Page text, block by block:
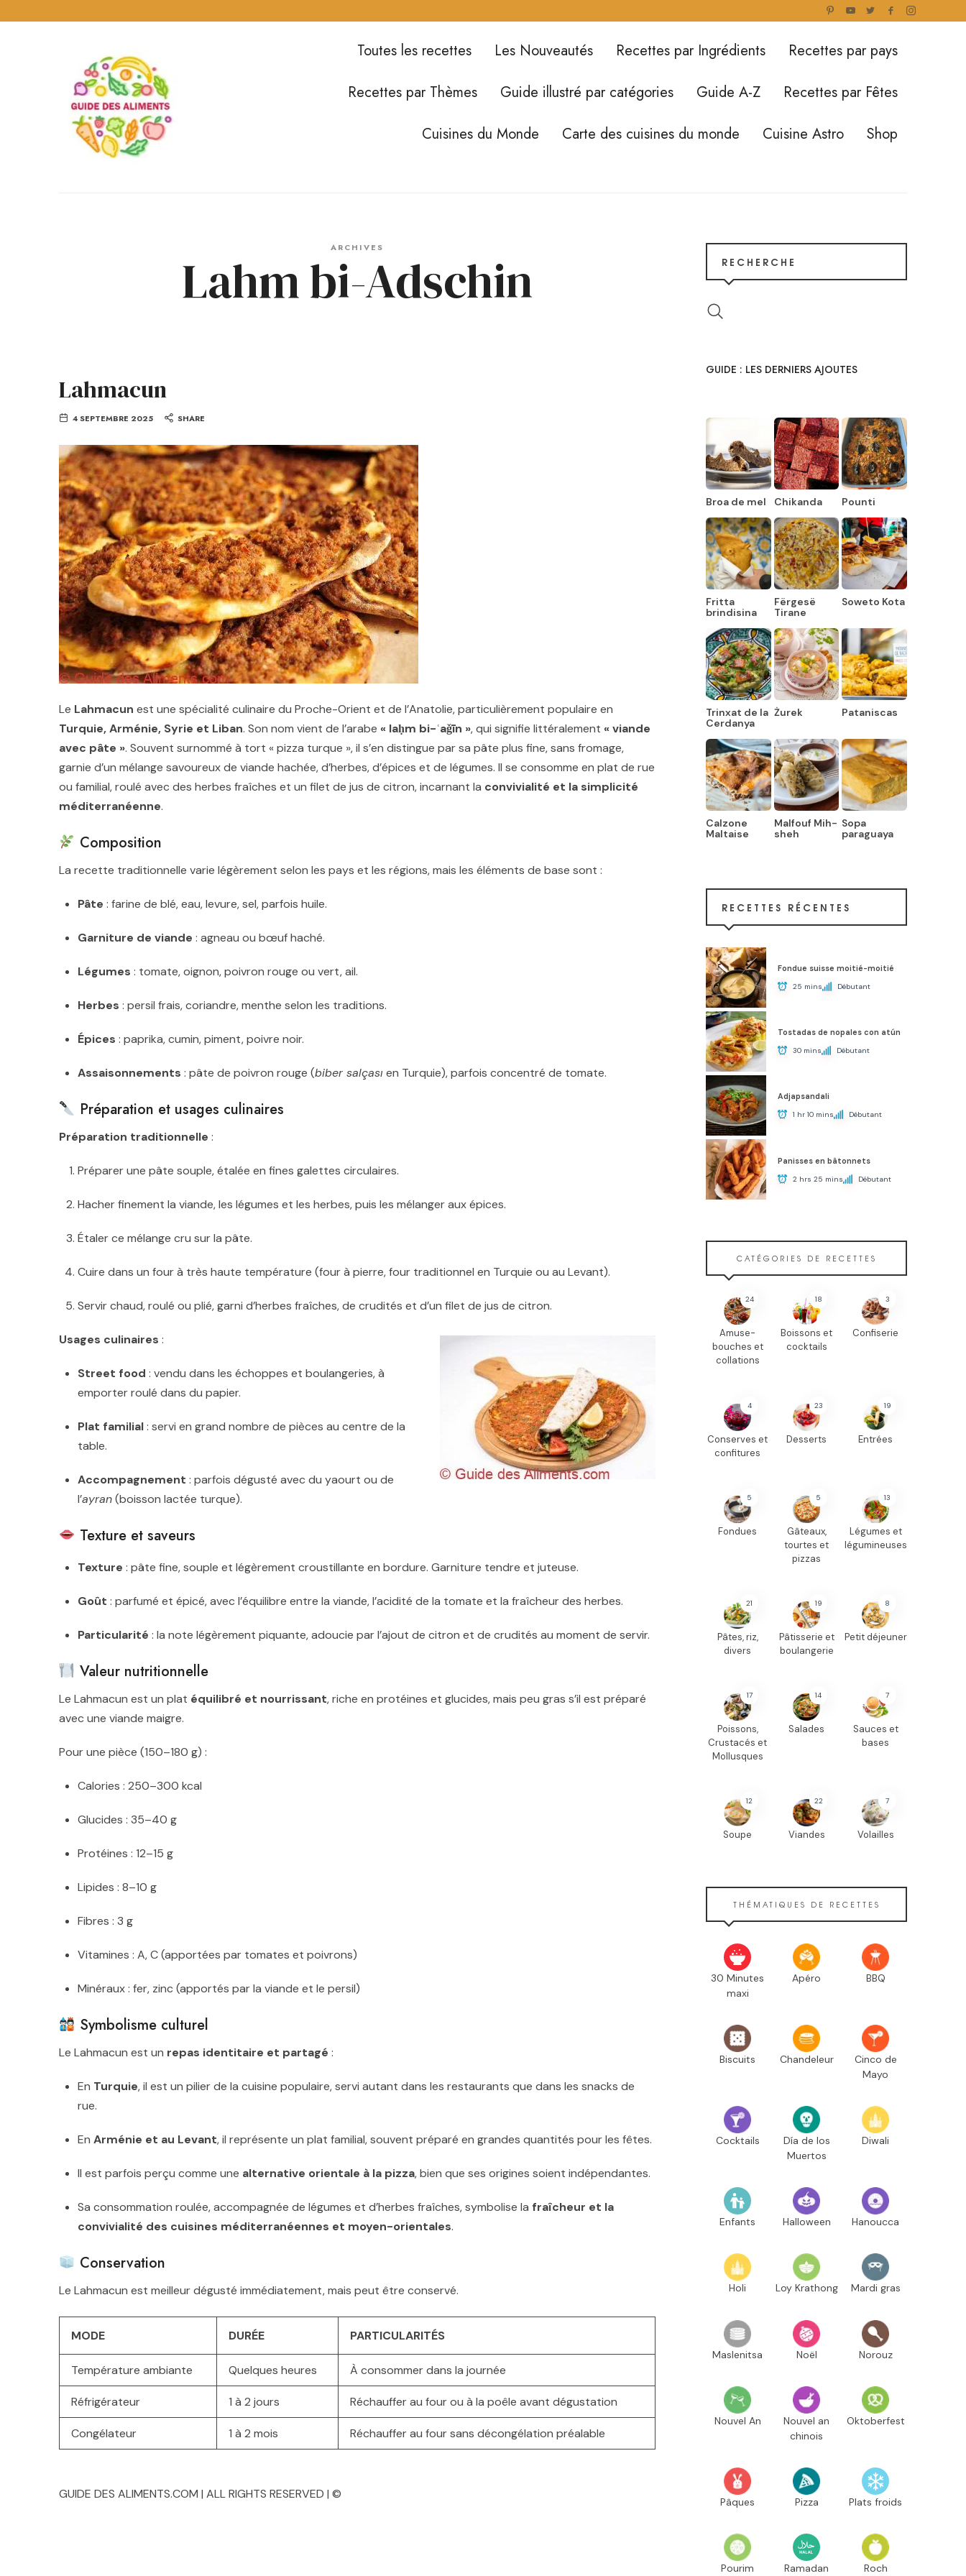
Guide
des
Aliments
Toutes les recettes Les Nouveautés Recettes par Ingrédients
Recettes par pays
Recettes par Thèmes
Guide illustré par catégories Guide A-Z
Recettes par Fêtes
Cuisines du Monde
Carte des cuisines du monde Cuisine Astro Shop
ARCHIVES
Lahm bi-Adschin
Lahmacun
4 SEPTEMBRE 2025 SHARE
Le Lahmacun est une spécialité culinaire du Proche-Orient et de l’Anatolie, particulièrement populaire en
Turquie, Arménie, Syrie et Liban. Son nom vient de l’arabe « laḥm bi-ʿaǧīn », qui signifie littéralement « viande
avec pâte ». Souvent surnommé à tort « pizza turque », il s’en distingue par sa pâte plus fine, sans fromage,
garnie d’un mélange savoureux de viande hachée, d’herbes, d’épices et de légumes. Il se consomme en plat de rue
ou familial, roulé avec des herbes fraîches et un filet de jus de citron, incarnant la convivialité et la simplicité
méditerranéenne.
Composition
La recette traditionnelle varie légèrement selon les pays et les régions, mais les éléments de base sont :
Pâte : farine de blé, eau, levure, sel, parfois huile.
Garniture de viande : agneau ou bœuf haché.
Légumes : tomate, oignon, poivron rouge ou vert, ail.
Herbes : persil frais, coriandre, menthe selon les traditions.
Épices : paprika, cumin, piment, poivre noir.
Assaisonnements : pâte de poivron rouge (biber salçası en Turquie), parfois concentré de tomate.
Préparation et usages culinaires
Préparation traditionnelle :
Préparer une pâte souple, étalée en fines galettes circulaires.
Hacher finement la viande, les légumes et les herbes, puis les mélanger aux épices.
Étaler ce mélange cru sur la pâte.
Cuire dans un four à très haute température (four à pierre, four traditionnel en Turquie ou au Levant).
Servir chaud, roulé ou plié, garni d’herbes fraîches, de crudités et d’un filet de jus de citron.
Usages culinaires :
Street food : vendu dans les échoppes et boulangeries, à
emporter roulé dans du papier.
Plat familial: servi en grand nombre de pièces au centre de la
table.
Accompagnement : parfois dégusté avec du yaourt ou de
l’ayran(boisson lactée turque).
Texture et saveurs
Texture : pâte fine, souple et légèrement croustillante en bordure. Garniture tendre et juteuse.
Goût : parfumé et épicé, avec l’équilibre entre la viande, l’acidité de la tomate et la fraîcheur des herbes.
Particularité : la note légèrement piquante, adoucie par l’ajout de citron et de crudités au moment de servir.
Valeur nutritionnelle
Le Lahmacun est un plat équilibré et nourrissant, riche en protéines et glucides, mais peu gras s’il est préparé
avec une viande maigre.
Pour une pièce (150–180 g) :
Calories : 250–300 kcal
Glucides : 35–40 g
Protéines : 12–15 g
Lipides : 8–10 g
Fibres : 3 g
Vitamines : A, C (apportées par tomates et poivrons)
Minéraux : fer, zinc (apportés par la viande et le persil)
Symbolisme culturel
Le Lahmacun est un repas identitaire et partagé :
En Turquie, il est un pilier de la cuisine populaire, servi autant dans les restaurants que dans les snacks de
rue.
En Arménie et au Levant, il représente un plat familial, souvent préparé en grandes quantités pour les fêtes.
Il est parfois perçu comme une alternative orientale à la pizza, bien que ses origines soient indépendantes.
Sa consommation roulée, accompagnée de légumes et d’herbes fraîches, symbolise la fraîcheur et la
convivialité des cuisines méditerranéennes et moyen-orientales.
Conservation
Le Lahmacun est meilleur dégusté immédiatement, mais peut être conservé.
MODE DURÉE PARTICULARITÉS
Température ambiante Quelques heures À consommer dans la journée
Réfrigérateur 1 à 2 jours Réchauffer au four ou à la poêle avant dégustation
Congélateur 1 à 2 mois Réchauffer au four sans décongélation préalable
GUIDE DES ALIMENTS.COM | ALL RIGHTS RESERVED | ©
RECHERCHE
GUIDE : LES DERNIERS AJOUTES
Broa de mel Chikanda Pounti
Fritta
brindisina
Fërgesë
Tirane
Soweto Kota
Trinxat de la
Cerdanya
Żurek Pataniscas
Calzone
Maltaise
Malfouf Mih-
sheh
Sopa
paraguaya
RECETTES RÉCENTES
Fondue suisse moitié-moitié
25 mins Débutant
Tostadas de nopales con atún
30 mins Débutant
Adjapsandali
1 hr 10 mins Débutant
Panisses en bâtonnets
2 hrs 25 mins Débutant
CATÉGORIES DE RECETTES
24
Amuse-
bouches et
collations
18
Boissons et
cocktails
3
Confiserie
4
Conserves et
confitures
23
Desserts
19
Entrées
5
Fondues
5
Gâteaux,
tourtes et
pizzas
13
Légumes et
légumineuses
21
Pâtes, riz,
divers
19
Pâtisserie et
boulangerie
8
Petit déjeuner
17
Poissons,
Crustacés et
Mollusques
14
Salades
7
Sauces et
bases
12
Soupe
22
Viandes
7
Volailles
THÉMATIQUES DE RECETTES
30 Minutes
maxi
Apéro BBQ
Biscuits Chandeleur
Cinco de
Mayo
Cocktails
Día de los
Muertos
Diwali
Enfants Halloween Hanoucca
Holi Loy Krathong Mardi gras
Maslenitsa Noël Norouz
Nouvel An
Nouvel an
chinois
Oktoberfest
Pâques Pizza Plats froids
Pourim Ramadan Roch